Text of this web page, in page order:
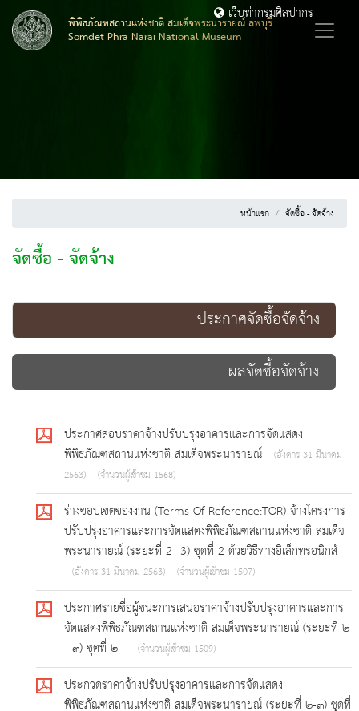
พิพิธภัณฑสถานแห่งชาติ สมเด็จพระนารายณ์ ลพบุรี
Somdet Phra Narai National Museum
เว็บท่ากรมศิลปากร
หน้าแรก จัดซื้อ - จัดจ้าง
จัดซื้อ - จัดจ้าง
ประกาศจัดซื้อจัดจ้าง
ผลจัดซื้อจัดจ้าง
ประกาศสอบราคาจ้างปรับปรุงอาคารและการจัดแสดง
พิพิธภัณฑสถานแห่งชาติ สมเด็จพระนารายณ์
(อังคาร 31 มีนาคม
2563)
(จำนวนผู้เข้าชม 1568)
ร่างขอบเขตของงาน (Terms Of Reference:TOR) จ้างโครงการ
ปรับปรุงอาคารและการจัดแสดงพิพิธภัณฑสถานแห่งชาติ สมเด็จ
พระนารายณ์ (ระยะที่ 2 -3) ชุดที่ 2 ด้วยวิธีทางอิเล็กทรอนิกส์
(อังคาร 31 มีนาคม 2563) (จำนวนผู้เข้าชม 1507)
ประกาศรายชื่อผู้ชนะการเสนอราคาจ้างปรับปรุงอาคารและการ
จัดแสดงพิพิธภัณฑสถานแห่งชาติ สมเด็จพระนารายณ์ (ระยะที่ ๒
- ๓) ชุดที่ ๒
(จำนวนผู้เข้าชม 1509)
ประกวดราคาจ้างปรับปรุงอาคารและการจัดแสดง
พิพิธภัณฑสถานแห่งชาติ สมเด็จพระนารายณ์ (ระยะที่ ๒-๓) ชุดที่